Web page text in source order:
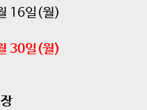
16일(월)
30일(월)